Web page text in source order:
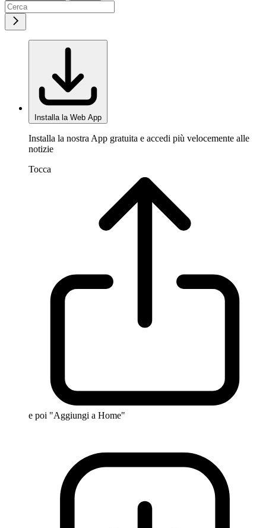
Installa la Web App
Installa la nostra App gratuita e accedi più velocemente alle
notizie
Tocca
e poi "Aggiungi a Home"